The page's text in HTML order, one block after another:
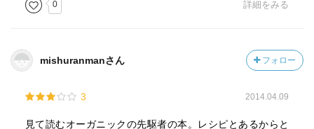
0 詳細をみる
mishuranmanさん フォロー
3 2014.04.09
見て読むオーガニックの先駆者の本。レシピとあるからと